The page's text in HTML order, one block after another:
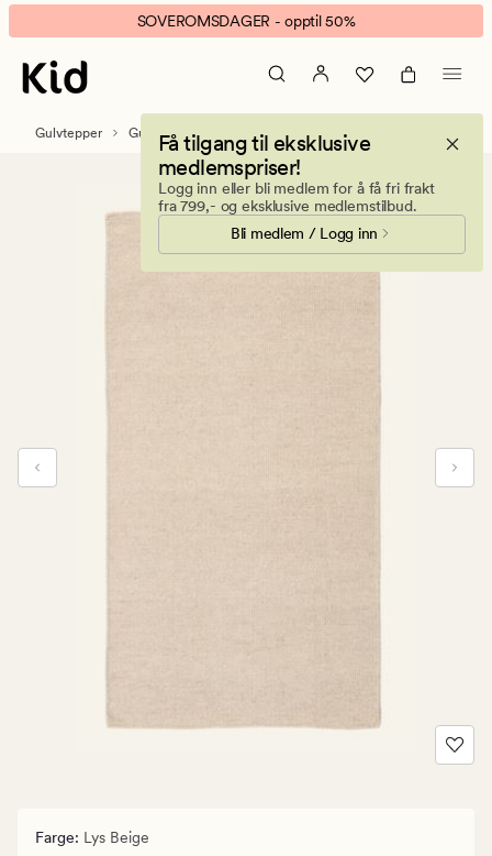
London
ullteppe
beige
banner.
Klikk
ESCAPE
SOVEROMSDAGER - opptil 50%
Få tilgang til eksklusive
medlemspriser!
Logg inn eller bli medlem for å få fri frakt
fra 799,- og eksklusive medlemstilbud.
Bli medlem / Logg inn
Gulvtepper Gulvtepper i ull
Farge: Lys Beige